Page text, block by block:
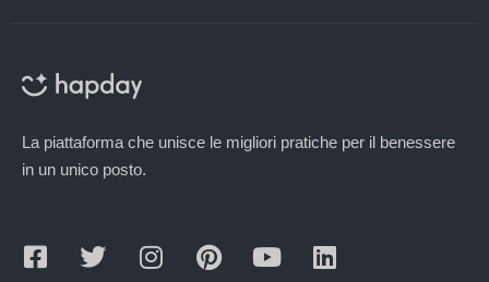
La piattaforma che unisce le migliori pratiche per il benessere
in un unico posto.